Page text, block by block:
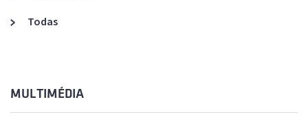
Todas
MULTIMÉDIA